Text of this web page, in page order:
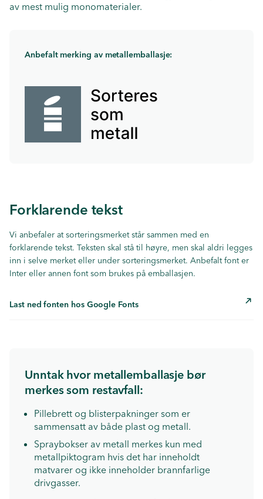
av mest mulig monomaterialer.
Anbefalt merking av metallemballasje:
Forklarende tekst
Vi anbefaler at sorteringsmerket står sammen med en
forklarende tekst. Teksten skal stå til høyre, men skal aldri legges
inn i selve merket eller under sorteringsmerket. Anbefalt font er
Inter eller annen font som brukes på emballasjen.
Last ned fonten hos Google Fonts
Unntak hvor metallemballasje bør
merkes som restavfall:
Pillebrett og blisterpakninger som er
sammensatt av både plast og metall.
Spraybokser av metall merkes kun med
metallpiktogram hvis det har inneholdt
matvarer og ikke inneholder brannfarlige
drivgasser.